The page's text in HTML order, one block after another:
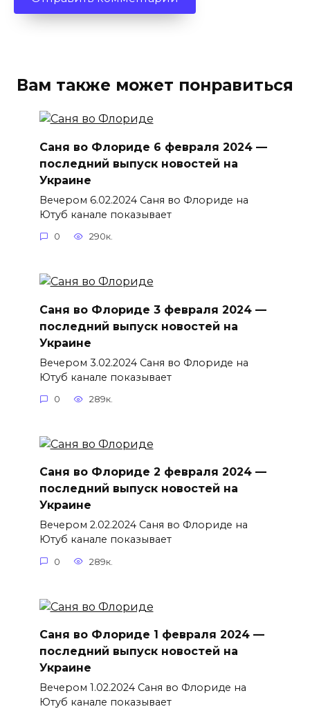
Вам также может понравиться
Саня во Флориде 6 февраля 2024 —
последний выпуск новостей на
Украине
Вечером 6.02.2024 Саня во Флориде на
Ютуб канале показывает
0 290к.
Саня во Флориде 3 февраля 2024 —
последний выпуск новостей на
Украине
Вечером 3.02.2024 Саня во Флориде на
Ютуб канале показывает
0 289к.
Саня во Флориде 2 февраля 2024 —
последний выпуск новостей на
Украине
Вечером 2.02.2024 Саня во Флориде на
Ютуб канале показывает
0 289к.
Саня во Флориде 1 февраля 2024 —
последний выпуск новостей на
Украине
Вечером 1.02.2024 Саня во Флориде на
Ютуб канале показывает